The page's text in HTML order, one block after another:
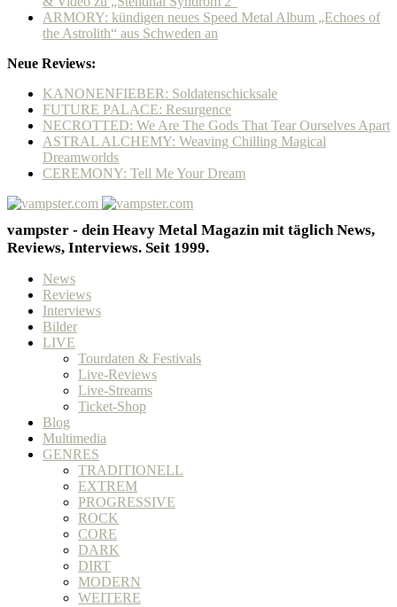
ARMORY: kündigen neues Speed Metal Album „Echoes of
the Astrolith“ aus Schweden an
Neue Reviews:
KANONENFIEBER: Soldatenschicksale
FUTURE PALACE: Resurgence
NECROTTED: We Are The Gods That Tear Ourselves Apart
ASTRAL ALCHEMY: Weaving Chilling Magical
Dreamworlds
CEREMONY: Tell Me Your Dream
vampster - dein Heavy Metal Magazin mit täglich News,
Reviews, Interviews. Seit 1999.
News
Reviews
Interviews
Bilder
LIVE
Tourdaten & Festivals
Live-Reviews
Live-Streams
Ticket-Shop
Blog
Multimedia
GENRES
TRADITIONELL
EXTREM
PROGRESSIVE
ROCK
CORE
DARK
DIRT
MODERN
WEITERE